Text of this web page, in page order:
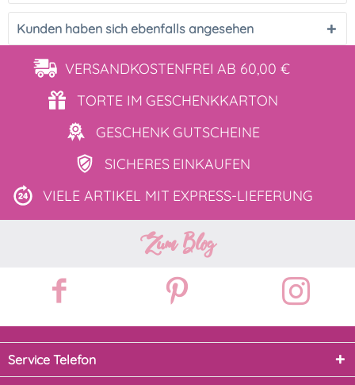
Kunden haben sich ebenfalls angesehen
VERSANDKOSTENFREI AB 60,00 €
TORTE IM GESCHENKKARTON
GESCHENK GUTSCHEINE
SICHERES EINKAUFEN
VIELE ARTIKEL MIT EXPRESS-LIEFERUNG
Zum Blog
Service Telefon